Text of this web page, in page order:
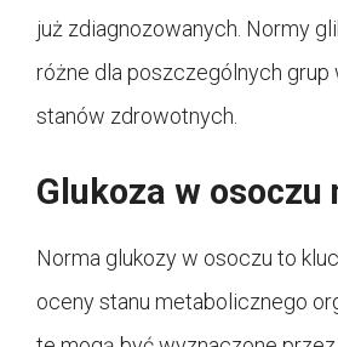
już zdiagnozowanych. Normy
różne dla poszczególnych grup
stanów zdrowotnych.
Glukoza w osoczu
Norma glukozy w osoczu to
oceny stanu metabolicznego